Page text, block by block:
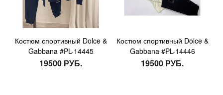
Костюм спортивный Dolce &
Gabbana #PL-14445
19500 РУБ.
Костюм спортивный Dolce &
Gabbana #PL-14446
19500 РУБ.